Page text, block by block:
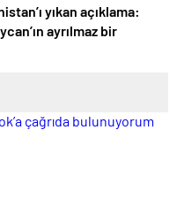
yıkan açıklama:
ayrılmaz bir